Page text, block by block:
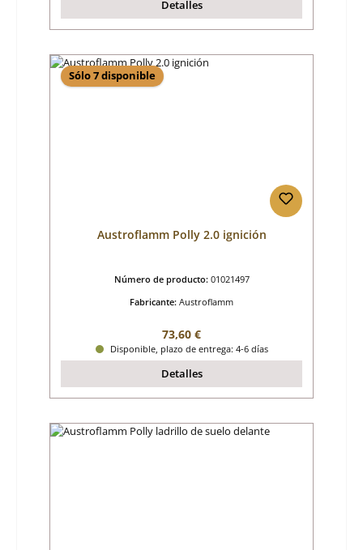
Detalles
Sólo 7 disponible
Austroflamm Polly 2.0 ignición
Número de producto: 01021497
Fabricante: Austroflamm
Precio normal:
73,60 €
Disponible, plazo de entrega: 4-6 días
Detalles